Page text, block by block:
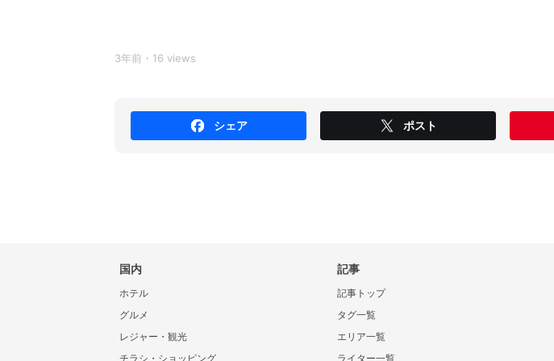
3年前・16 views
シェア ポスト
国内
ホテル
グルメ
レジャー・観光
チラシ・ショッピング
記事
記事トップ
タグ一覧
エリア一覧
ライター一覧